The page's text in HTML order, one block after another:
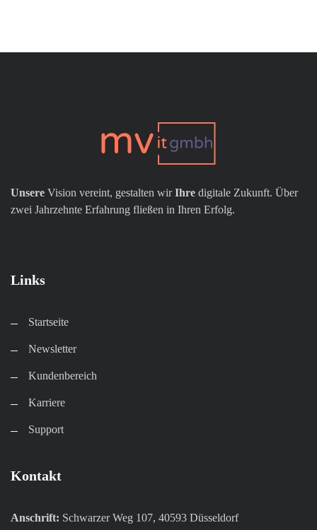
Unsere Vision vereint, gestalten wirIhre digitale Zukunft. Über
zwei Jahrzehnte Erfahrung fließen in Ihren Erfolg.
Links
Startseite
Newsletter
Kundenbereich​
Karriere​
Support
Kontakt
Anschrift: Schwarzer Weg 107, 40593 Düsseldorf